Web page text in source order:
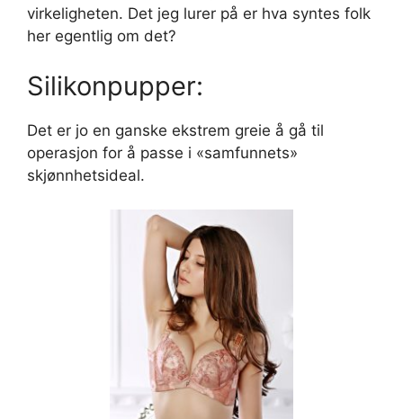
virkeligheten. Det jeg lurer på er hva syntes folk
her egentlig om det?
Silikonpupper:
Det er jo en ganske ekstrem greie å gå til
operasjon for å passe i «samfunnets»
skjønnhetsideal.